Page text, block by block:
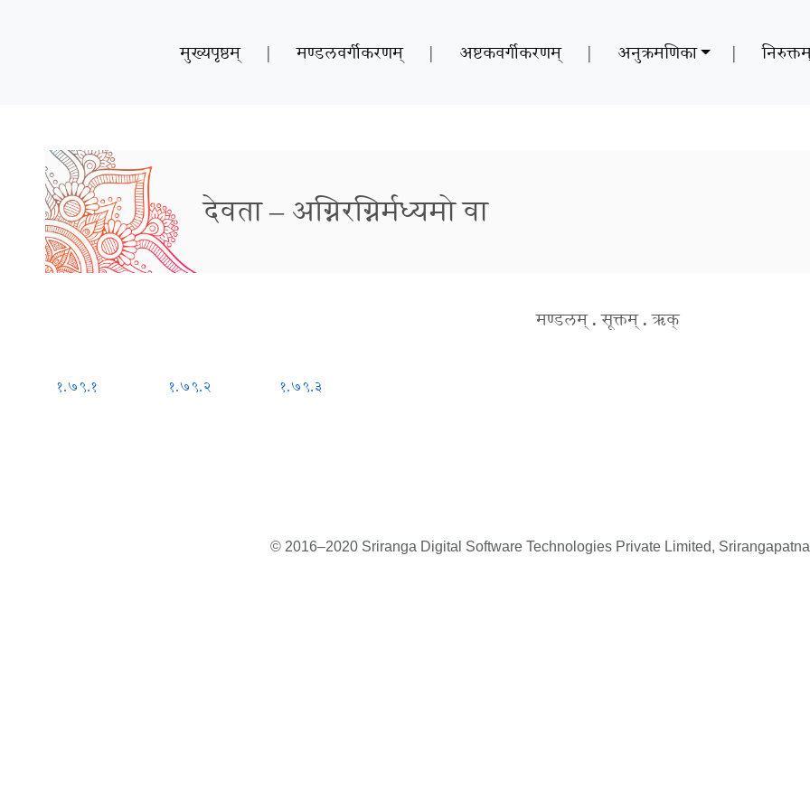
मुख्यपृष्ठम् | मण्डलवर्गीकरणम् | अष्टकवर्गीकरणम् | अनुक्रमणिका |
देवता – अग्निरग्निर्मध्यमो वा
मण्डलम् . सूक्तम् . ऋक्
१.७९.१ १.७९.२ १.७९.३
© 2016–2020 Sriranga Digital Software Technologies Private Limited,